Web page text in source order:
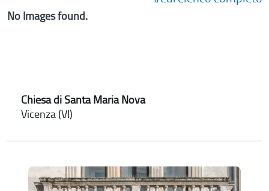
No Images found.
Chiesa di Santa Maria Nova
Vicenza (VI)